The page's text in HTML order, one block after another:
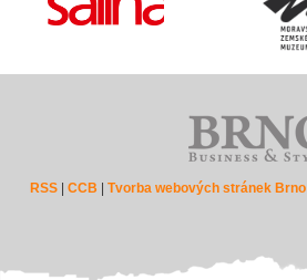
RSS |CCB |Tvorba webových stránek Brno